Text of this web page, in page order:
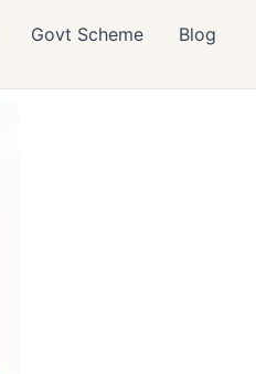
Govt Scheme Blog